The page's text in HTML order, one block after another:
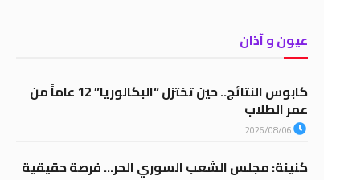
عيون و آذان
كابوس النتائج.. حين تختزل “البكالوريا” 12 عاماً من
عمر الطلاب
2026/08/06
كنينة: مجلس الشعب السوري الحر… فرصة حقيقية